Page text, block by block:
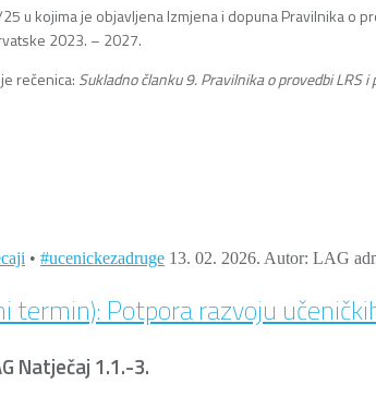
u kojima je objavljena Izmjena i dopuna Pravilnika o
2023. – 2027.
rečenica: Sukladno članku 9. Pravilnika o provedbi
• #ucenickezadruge 13. 02. 2026. Autor: LAG
termin): Potpora razvoju
Natječaj 1.1.-3.